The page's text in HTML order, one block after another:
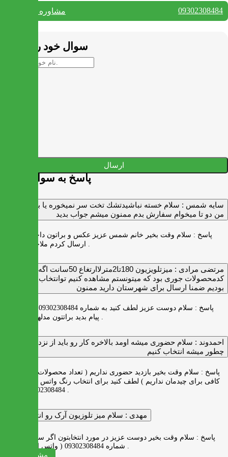
مشاوره واتس آپ 09302308484
سوال خود را بپرسید
ارسال
پاسخ به سوالات شما
سايه شمس : سلام خسته نباشيدتشك تخت سر نميخوره يا برنميگرده
من دو تا ميخوام سفارش بدم ممنون ميشم جواب بديد
پاسخ : سلام وقت بخیر خانم شمس عزیز عکس و براتون داخل واتس اپ
مرتضی مرادی :
میزتلویزیون 180تا2مترلاارتغاع 50سانت اگه
کدمحصولات جوری بود که میتونستم مشاهده کنیم توانتخاب راحت‌تر
بودیم ضمنا ارسال برای شهرستان دارید ممنون
پاسخ :
پیام بدید براتتون مدلها رو بفرستیم .
احمدوند : سلام حضوری میشه اومد بالاخره کار رو باید از نزدیک دید
چطور میشه انتخاب کنیم
پاسخ : سلام وقت بخیر بازدید حضوری نداریم ( تعداد محصولات زیاد و فضای
کافی برای چیدمان نداریم ) لطف کنید برای انتخاب رنگ واتس اپ به شماره
مهدی : سلام میز تلوزیون آرک رو انتخاب کردم
پاسخ : سلام وقت بخیر دوست عزیز در مورد انتخابتون اگر سوالی دارید به
شماره 09302308484 ( واتس اپ ) پیام بدید .
مشاهده همه